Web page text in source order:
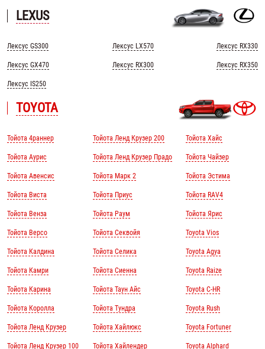
LEXUS
Лексус GS300
Лексус GX470
Лексус IS250
Лексус LX570
Лексус RX300
Лексус RX330
Лексус RX350
TOYOTA
Тойота 4раннер
Тойота Аурис
Тойота Авенсис
Тойота Виста
Тойота Венза
Тойота Версо
Тойота Калдина
Тойота Камри
Тойота Карина
Тойота Королла
Тойота Ленд Крузер
Тойота Ленд Крузер 100
Тойота Ленд Крузер 200
Тойота Ленд Крузер Прадо
Тойота Марк 2
Тойота Приус
Тойота Раум
Тойота Секвойя
Тойота Селика
Тойота Сиенна
Тойота Таун Айс
Тойота Тундра
Тойота Хайлюкс
Тойота Хайлендер
Тойота Хайс
Тойота Чайзер
Тойота Эстима
Тойота RAV4
Тойота Ярис
Toyota Vios
Toyota Agya
Toyota Raize
Toyota C-HR
Toyota Rush
Toyota Fortuner
Toyota Alphard